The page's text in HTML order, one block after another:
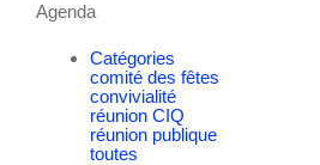
Agenda
Catégories
comité des fêtes
convivialité
réunion CIQ
réunion publique
toutes